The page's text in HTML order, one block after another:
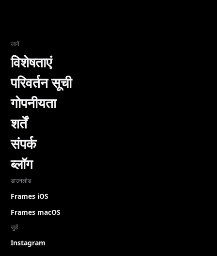
जानें
विशेषताएं
परिवर्तन सूची
गोपनीयता
शर्तें
संपर्क
ब्लॉग
डाउनलोड
Frames iOS
Frames macOS
जुड़ें
Instagram